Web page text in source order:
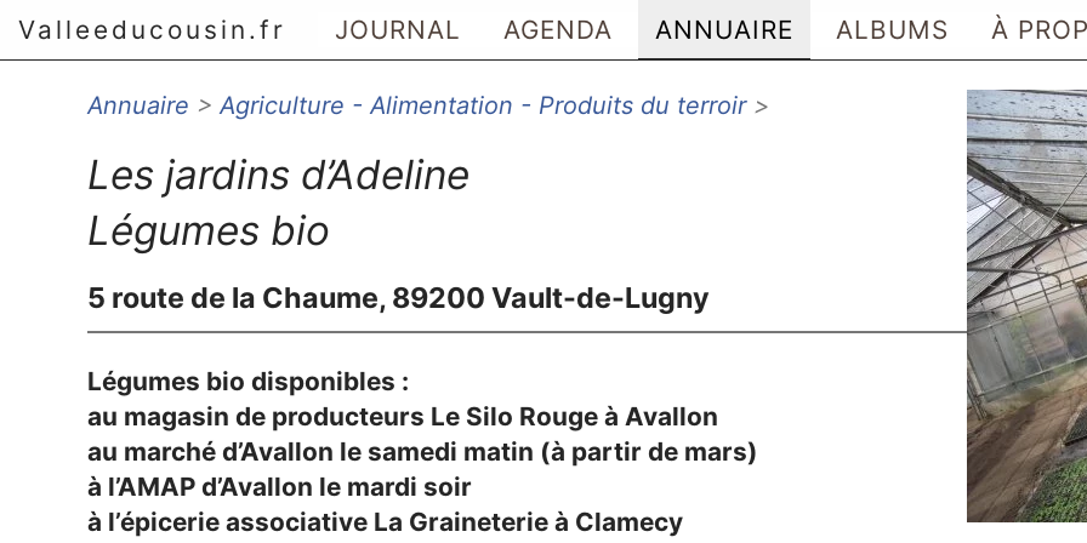
Valleeducousin.fr JOURNAL AGENDA ANNUAIRE ALBUMS À
Aller au menu principal
Aller au menu secondaire
Aller à la recherche
Annuaire >Agriculture - Alimentation - Produits du terroir>
Les jardins d’Adeline
Légumes bio
5 route de la Chaume, 89200 Vault-de-Lugny
Légumes bio disponibles :
au magasin de producteurs Le Silo Rouge à Avallon
au marché d’Avallon le samedi matin (à partir de mars)
à l’AMAP d’Avallon le mardi soir
à l’épicerie associative La Graineterie à Clamecy